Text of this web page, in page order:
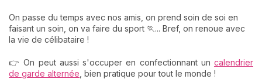
On passe du temps avec nos amis, on prend soin de soi en
faisant un soin, on va faire du sport 🏃... Bref, on renoue avec
la vie de célibataire !
👉 On peut aussi s'occuper en confectionnant un calendrier
de garde alternée , bien pratique pour tout le monde !